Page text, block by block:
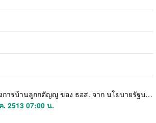
โครงการบ้านลูกกตัญญู ของ ธอส. จาก นโยบายรัฐบาล มาแล้ว
. 2513 07:00 น.